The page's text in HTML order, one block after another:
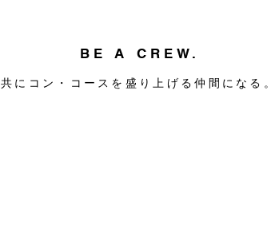
BE A CREW.
共にコン・コースを盛り上げる仲間になる。